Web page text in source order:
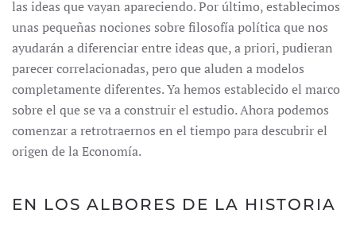
las ideas que vayan apareciendo. Por último, establecimos
unas pequeñas nociones sobre filosofía política que nos
ayudarán a diferenciar entre ideas que, a priori, pudieran
parecer correlacionadas, pero que aluden a modelos
completamente diferentes. Ya hemos establecido el marco
sobre el que se va a construir el estudio. Ahora podemos
comenzar a retrotraernos en el tiempo para descubrir el
origen de la Economía.
EN LOS ALBORES DE LA HISTORIA